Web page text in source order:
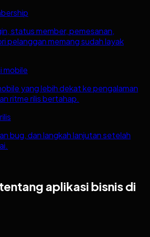
status member, pemesanan,
pelanggan memang sudah layak
mobile
yang lebih dekat ke pengalaman
ritme rilis bertahap.
bug, dan langkah lanjutan setelah
aplikasi bisnis di